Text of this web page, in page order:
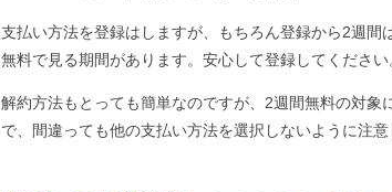
支払い方法を登録はしますが、もちろん登録から2週
無料で見る期間があります。安心して登録してください
解約方法もとっても簡単なのですが、2週間無料の対
で、間違っても他の支払い方法を選択しないように注意